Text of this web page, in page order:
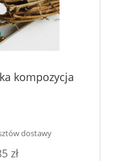
kompozycja
dostawy
zł